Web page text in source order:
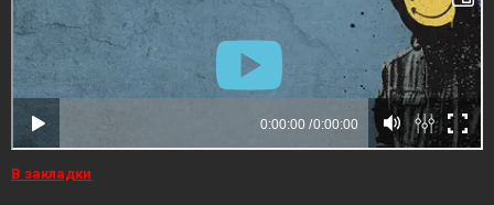
В закладки